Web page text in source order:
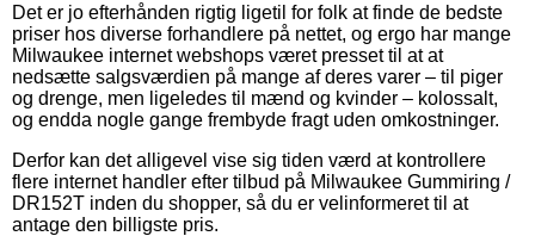
Det er jo efterhånden rigtig ligetil for folk at finde de bedste
priser hos diverse forhandlere på nettet, og ergo har mange
Milwaukee internet webshops været presset til at at
nedsætte salgsværdien på mange af deres varer – til piger
og drenge, men ligeledes til mænd og kvinder – kolossalt,
og endda nogle gange frembyde fragt uden omkostninger.
Derfor kan det alligevel vise sig tiden værd at kontrollere
flere internet handler efter tilbud på Milwaukee Gummiring /
DR152T inden du shopper, så du er velinformeret til at
antage den billigste pris.